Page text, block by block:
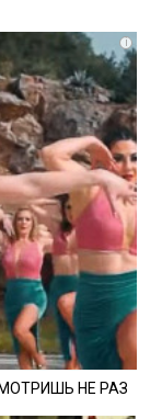
i
НЕ РАЗ